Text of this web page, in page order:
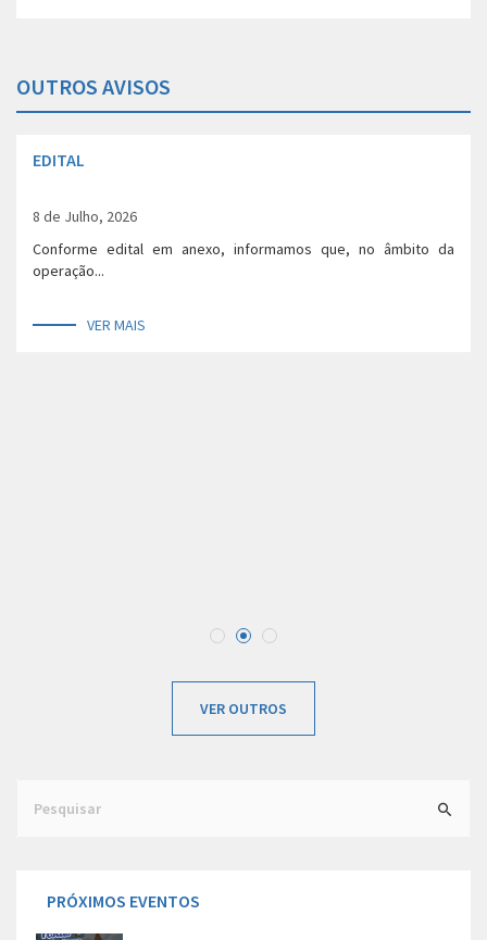
OUTROS AVISOS
EDITAL
8 de Julho, 2026
Conforme edital em anexo, informamos que, no âmbito da
operação...
VER MAIS
VER OUTROS
for:
PRÓXIMOS EVENTOS